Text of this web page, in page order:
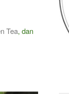
Tea, dan